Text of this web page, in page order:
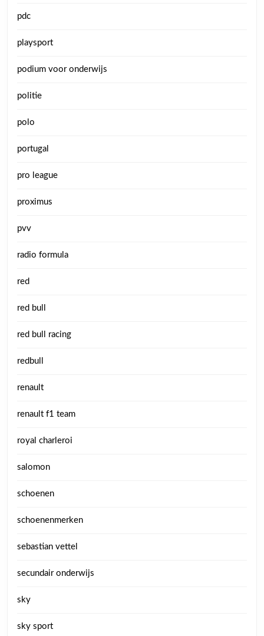
pdc
playsport
podium voor onderwijs
politie
polo
portugal
pro league
proximus
pvv
radio formula
red
red bull
red bull racing
redbull
renault
renault f1 team
royal charleroi
salomon
schoenen
schoenenmerken
sebastian vettel
secundair onderwijs
sky
sky sport